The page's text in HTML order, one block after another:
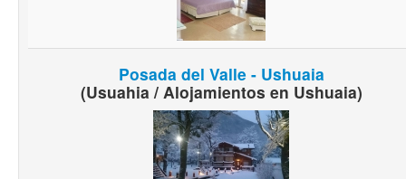
Posada del Valle - Ushuaia
(Usuahia / Alojamientos en Ushuaia)